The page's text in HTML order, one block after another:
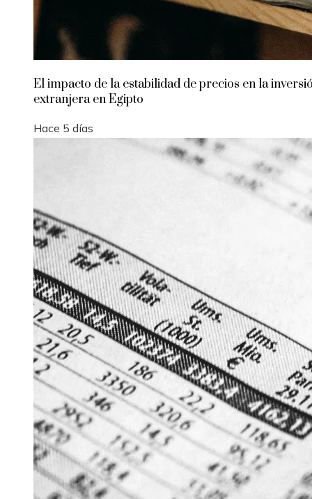
El impacto de la estabilidad de precios en la
extranjera en Egipto
Hace 5 días